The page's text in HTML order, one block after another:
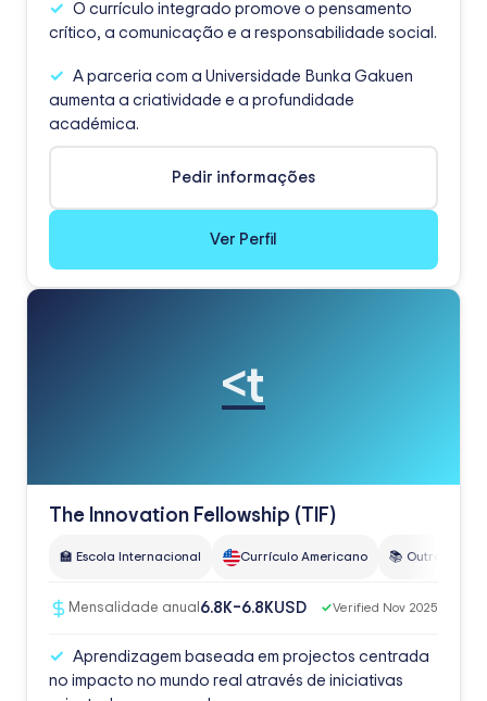
O currículo integrado promove o pensamento
crítico, a comunicação e a responsabilidade social.
A parceria com a Universidade Bunka Gakuen
aumenta a criatividade e a profundidade
académica.
Pedir informações
Ver Perfil
<t
The Innovation Fellowship (TIF)
🏫 Escola Internacional Currículo Americano 📚 Outros
Mensalidade anual 6.8K–6.8KUSD ✓Verified Nov 2025
Aprendizagem baseada em projectos centrada
no impacto no mundo real através de iniciativas